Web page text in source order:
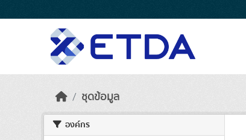
ชุดข้อมูล
องค์กร